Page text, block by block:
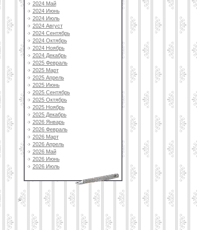
2024 Май
2024 Июнь
2024 Июль
2024 Август
2024 Сентябрь
2024 Октябрь
2024 Ноябрь
2024 Декабрь
2025 Февраль
2025 Март
2025 Апрель
2025 Июнь
2025 Сентябрь
2025 Октябрь
2025 Ноябрь
2025 Декабрь
2026 Январь
2026 Февраль
2026 Март
2026 Апрель
2026 Май
2026 Июнь
2026 Июль
>